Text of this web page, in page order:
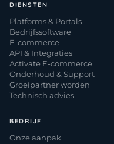
DIENSTEN
Platforms & Portals
Bedrijfssoftware
E-commerce
API & Integraties
Activate E-commerce
Onderhoud & Support
Groeipartner worden
Technisch advies
BEDRIJF
Onze aanpak